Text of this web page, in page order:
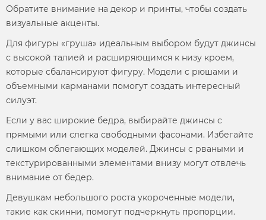
Обратите внимание на декор и принты, чтобы создать
визуальные акценты.
Для фигуры «груша» идеальным выбором будут джинсы
с высокой талией и расширяющимся к низу кроем,
которые сбалансируют фигуру. Модели с рюшами и
объемными карманами помогут создать интересный
силуэт.
Если у вас широкие бедра, выбирайте джинсы с
прямыми или слегка свободными фасонами. Избегайте
слишком облегающих моделей. Джинсы с рваными и
текстурированными элементами внизу могут отвлечь
внимание от бедер.
Девушкам небольшого роста укороченные модели,
такие как скинни, помогут подчеркнуть пропорции.